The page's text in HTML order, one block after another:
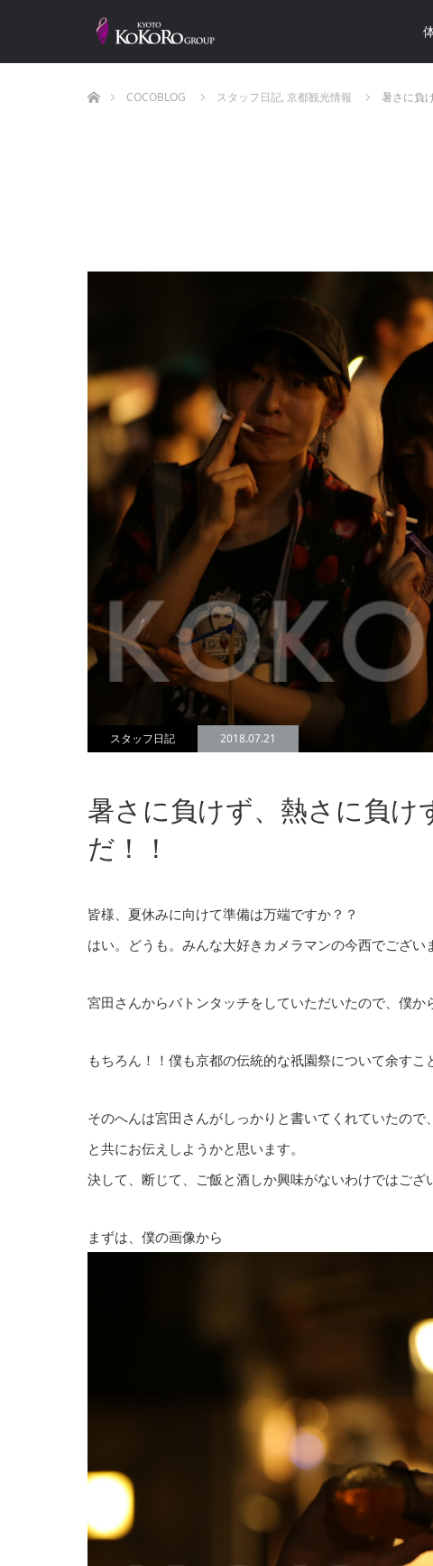
COCOBLOG
スタッフ日記, 京都観光情報 暑さに負
スタッフ日記 2018.07.21
暑さに負けず、熱さに負け
だ！！
皆様、夏休みに向けて準備は万端ですか？？
はい。どうも。みんな大好きカメラマンの今西でござい
宮田さんからバトンタッチをしていただいたので、僕か
もちろん！！僕も京都の伝統的な祇園祭について余す
そのへんは宮田さんがしっかりと書いてくれていたの
と共にお伝えしようかと思います。
決して、断じて、ご飯と酒しか興味がないわけではござ
まずは、僕の画像から